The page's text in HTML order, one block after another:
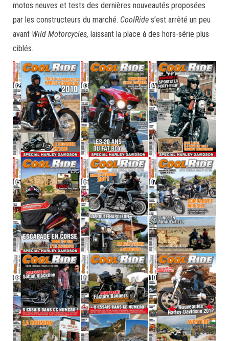
motos neuves et tests des dernières nouveautés proposées
par les constructeurs du marché. CoolRide s’est arrêté un peu
avant Wild Motorcycles, laissant la place à des hors-série plus
ciblés.